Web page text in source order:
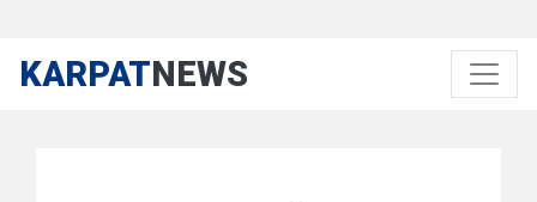
KARPATNEWS